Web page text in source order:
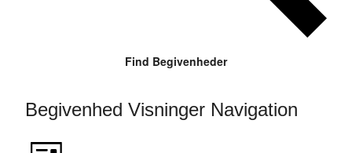
Find Begivenheder
Begivenhed Visninger Navigation